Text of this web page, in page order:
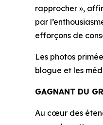
rapprocher »,
par
efforçons de
Les photos
blogue et les
GAGNANT DU
Au cœur des